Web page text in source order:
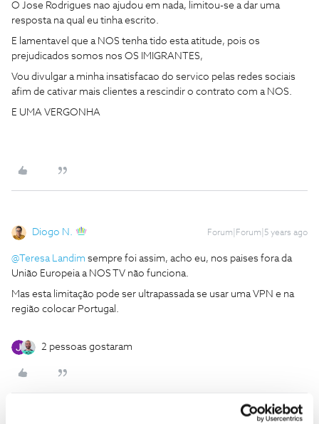
O Jose Rodrigues nao ajudou em nada, limitou-se a dar uma
resposta na qual eu tinha escrito.
E lamentavel que a NOS tenha tido esta atitude, pois os
prejudicados somos nos OS IMIGRANTES,
Vou divulgar a minha insatisfacao do servico pelas redes sociais
afim de cativar mais clientes a rescindir o contrato com a NOS.
E UMA VERGONHA
Diogo N. Forum|Forum|5 years ago
@Teresa Landim sempre foi assim, acho eu, nos paises fora da
União Europeia a NOS TV não funciona.
Mas esta limitação pode ser ultrapassada se usar uma VPN e na
região colocar Portugal.
2 pessoas gostaram